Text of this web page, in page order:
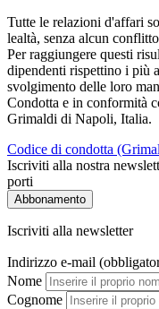
Tutte le relazioni d'affari
lealtà, senza alcun
Per raggiungere questi
dipendenti rispettino i più
svolgimento delle loro
Condotta e in conformità
Grimaldi di Napoli, Italia.
Codice di condotta
Iscriviti alla nostra
porti
Abbonamento
Iscriviti alla newsletter
Indirizzo e-mail
Nome
Cognome